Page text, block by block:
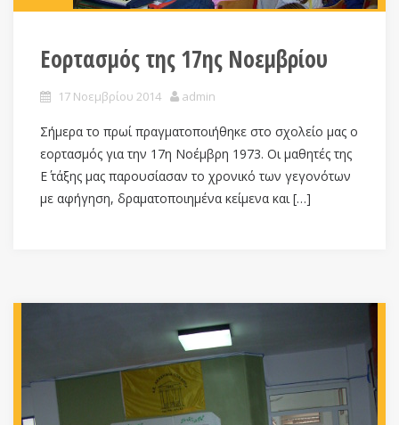
Εορτασμός της 17ης Νοεμβρίου
17 Νοεμβρίου 2014 admin
Σήμερα το πρωί πραγματοποιήθηκε στο σχολείο μας ο
εορτασμός για την 17η Νοέμβρη 1973. Οι μαθητές της
Ε΄ τάξης μας παρουσίασαν το χρονικό των γεγονότων
με αφήγηση, δραματοποιημένα κείμενα και […]